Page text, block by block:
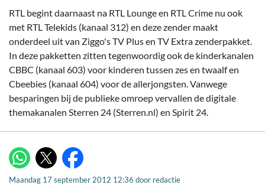
RTL begint daarnaast na RTL Lounge en RTL Crime nu ook
met RTL Telekids (kanaal 312) en deze zender maakt
onderdeel uit van Ziggo's TV Plus en TV Extra zenderpakket.
In deze pakketten zitten tegenwoordig ook de kinderkanalen
CBBC (kanaal 603) voor kinderen tussen zes en twaalf en
Cbeebies (kanaal 604) voor de allerjongsten. Vanwege
besparingen bij de publieke omroep vervallen de digitale
themakanalen Sterren 24 (Sterren.nl) en Spirit 24.
WhatsApp
X Facebook
Maandag 17 september 2012 12:36 door redactie